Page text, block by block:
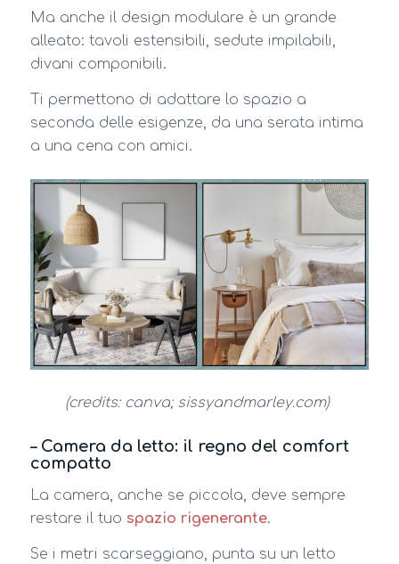
Ma anche il design modulare è un grande
alleato: tavoli estensibili, sedute impilabili,
divani componibili.
Ti permettono di adattare lo spazio a
seconda delle esigenze, da una serata intima
a una cena con amici.
(credits: canva; sissyandmarley.com)
– Camera da letto: il regno del comfort
compatto
La camera, anche se piccola, deve sempre
restare il tuo spazio rigenerante.
Se i metri scarseggiano, punta su un letto